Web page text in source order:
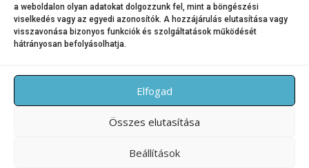
a weboldalon olyan adatokat dolgozzunk fel, mint a böngészési
viselkedés vagy az egyedi azonosítók. A hozzájárulás elutasítása vagy
visszavonása bizonyos funkciók és szolgáltatások működését
hátrányosan befolyásolhatja.
Elfogad
Összes elutasítása
Beállítások
KATEGÓRIA:HÍREK